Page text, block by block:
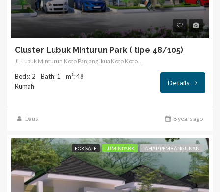
Cluster Lubuk Minturun Park ( tipe 48/105)
Beds: 2 Bath: 1
m²: 48
Rumah
Details
Daus 8 years ago
FOR SALE LUMINPARK TAHAP PEMBANGUNAN